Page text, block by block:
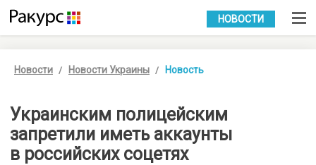
УКР РУС
НОВОСТИ
Новости Новости Украины Новость
Украинским полицейским
запретили иметь аккаунты
в российских соцетях